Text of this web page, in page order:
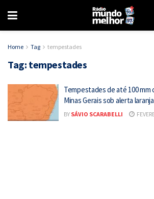
Home Tag tempestades
Tag: tempestades
Tempestades de até 100 mm
Minas Gerais sob alerta laranja
BY SÁVIO SCARABELLI